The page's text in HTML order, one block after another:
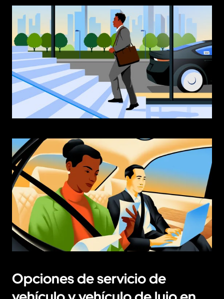
Opciones de servicio de